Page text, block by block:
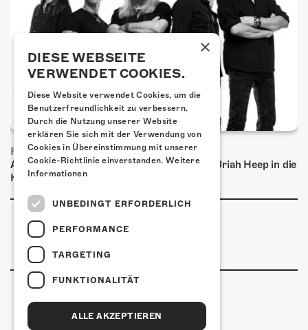
FRISCH BESTÄTIGT: URIAH HEEP
Am Sonntag, 15. November 2026 kommen Uriah Heep in die
Kulturfabrik Kofmehl!
Kulturfabrik Kofmehl
×
DIESE WEBSEITE
VERWENDET COOKIES.
Diese Website verwendet Cookies, um die
Benutzerfreundlichkeit zu verbessern.
Durch die Nutzung unserer Website
erklären Sie sich mit der Verwendung von
Cookies in Übereinstimmung mit unserer
Cookie-Richtlinie einverstanden. Weitere
Informationen
UNBEDINGT ERFORDERLICH
PERFORMANCE
TARGETING
FUNKTIONALITÄT
ALLE AKZEPTIEREN